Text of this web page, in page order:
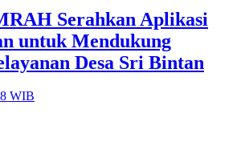
Serahkan Aplikasi
untuk Mendukung
Desa Sri Bintan
WIB